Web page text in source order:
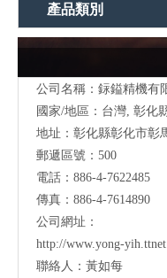
產品類別
公司名稱：銢鎰精機有
國家/地區：台灣, 彰化
地址：彰化縣彰化市彰
郵遞區號：500
電話：886-4-7622485
傳真：886-4-7614890
公司網址：
http://www.yong-
聯絡人：黃如每